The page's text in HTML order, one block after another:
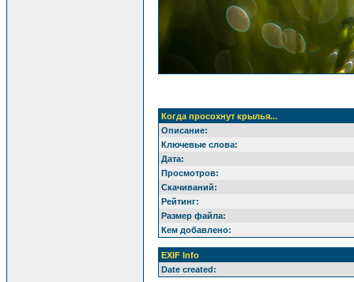
Когда просохнут крылья...
Описание:
Ключевые слова:
Дата:
Просмотров:
Скачиваний:
Рейтинг:
Размер файла:
Кем добавлено:
EXIF Info
Date created: